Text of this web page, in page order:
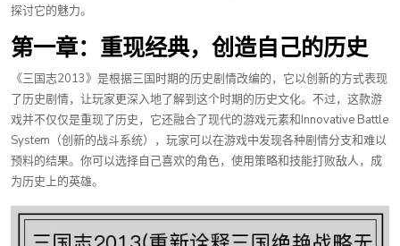
探讨它的魅力。
第一章：重现经典，创造自己的历史
《三国志2013》是根据三国时期的历史剧情改编的，它以创新的方式表现
了历史剧情，让玩家更深入地了解到这个时期的历史文化。不过，这款游
戏并不仅仅是重现了历史，它还融合了现代的游戏元素和Innovative Battle
System（创新的战斗系统），玩家可以在游戏中发现各种剧情分支和难以
预料的结果。你可以选择自己喜欢的角色，使用策略和技能打败敌人，成
为历史上的英雄。